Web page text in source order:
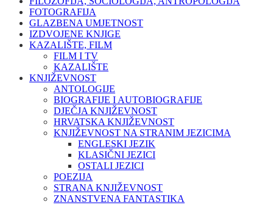
FOTOGRAFIJA
GLAZBENA UMJETNOST
IZDVOJENE KNJIGE
KAZALIŠTE, FILM
FILM I TV
KAZALIŠTE
KNJIŽEVNOST
ANTOLOGIJE
BIOGRAFIJE I AUTOBIOGRAFIJE
DJEČJA KNJIŽEVNOST
HRVATSKA KNJIŽEVNOST
KNJIŽEVNOST NA STRANIM JEZICIMA
ENGLESKI JEZIK
KLASIČNI JEZICI
OSTALI JEZICI
POEZIJA
STRANA KNJIŽEVNOST
ZNANSTVENA FANTASTIKA